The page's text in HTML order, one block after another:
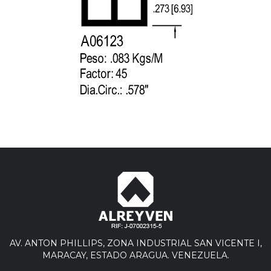
AV. ANTON PHILLIPS, ZONA INDUSTRIAL SAN VICENTE I,
MARACAY, ESTADO ARAGUA. VENEZUELA.